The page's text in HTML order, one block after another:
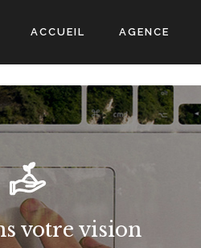
ACCUEIL AGENCE
votre vision